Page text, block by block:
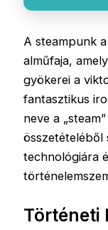
A steampunk
alműfaja,
gyökerei a
fantasztikus
neve a
összetételéből
technológiára
Történeti